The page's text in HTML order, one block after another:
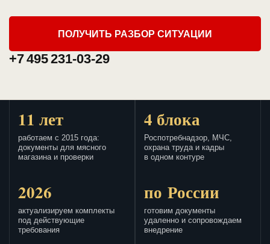
ПОЛУЧИТЬ РАЗБОР СИТУАЦИИ
+7 495 231-03-29
11 лет
работаем с 2015 года:
документы для мясного
магазина и проверки
4 блока
Роспотребнадзор, МЧС,
охрана труда и кадры
в одном контуре
2026
актуализируем комплекты
под действующие
требования
по России
готовим документы
удаленно и сопровождаем
внедрение